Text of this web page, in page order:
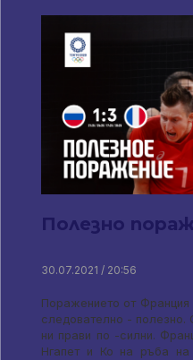
Полезно
30.07.2021 / 20:56
Поражението от
следователно - полезно.
ни прави по -силни.
Нгапет и Ко на ръба на